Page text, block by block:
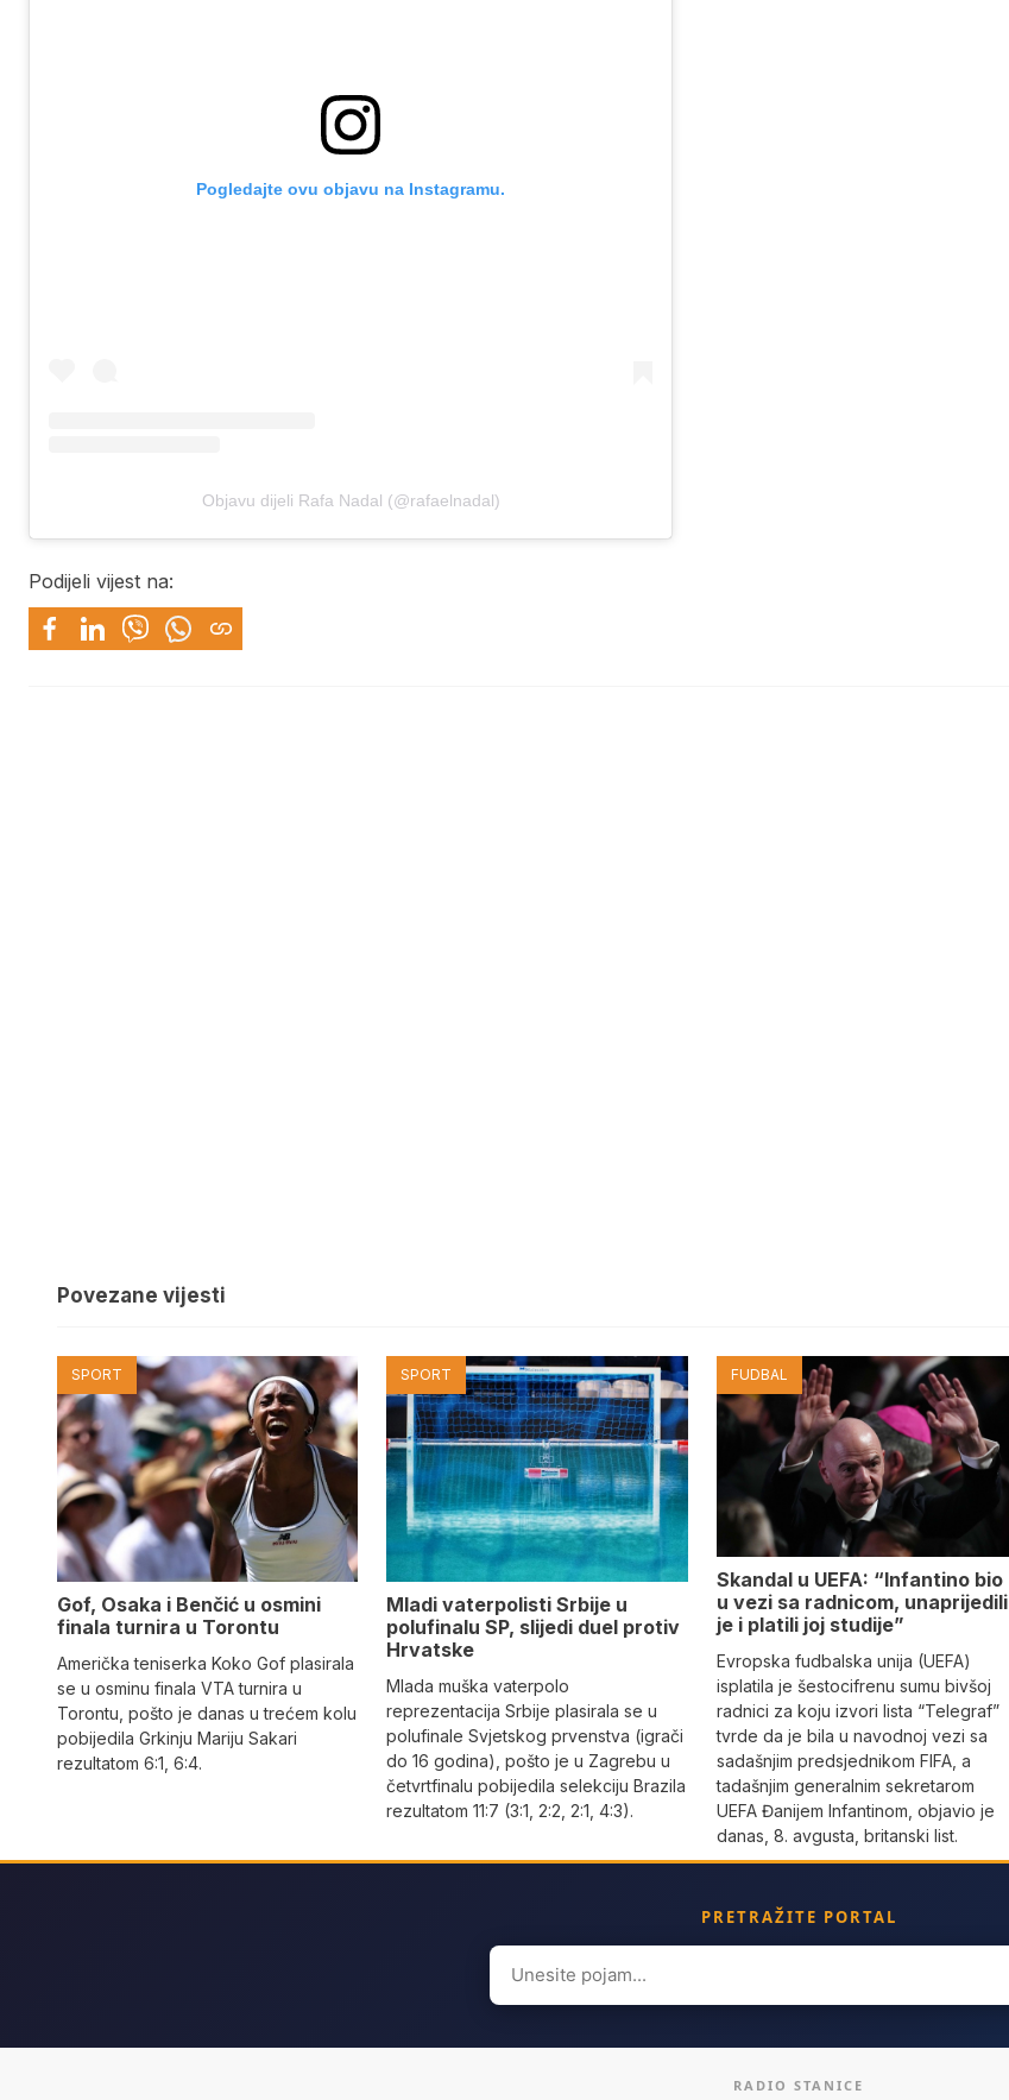
Pogledajte ovu objavu na Instagramu.
Objavu dijeli Rafa Nadal (@rafaelnadal)
Podijeli vijest na:
Povezane vijesti
SPORT
Gof, Osaka i Benčić u osmini
finala turnira u Torontu
Američka teniserka Koko Gof plasirala
se u osminu finala VTA turnira u
Torontu, pošto je danas u trećem kolu
pobijedila Grkinju Mariju Sakari
rezultatom 6:1, 6:4.
SPORT
Mladi vaterpolisti Srbije u
polufinalu SP, slijedi duel protiv
Hrvatske
Mlada muška vaterpolo
reprezentacija Srbije plasirala se u
polufinale Svjetskog prvenstva (igrači
do 16 godina), pošto je u Zagrebu u
četvrtfinalu pobijedila selekciju Brazila
rezultatom 11:7 (3:1, 2:2, 2:1, 4:3).
FUDBAL
Skandal u UEFA: “Infantino bio
u vezi sa radnicom, unaprijedili
je i platili joj studije”
Evropska fudbalska unija (UEFA)
isplatila je šestocifrenu sumu bivšoj
radnici za koju izvori lista “Telegraf”
tvrde da je bila u navodnoj vezi sa
sadašnjim predsjednikom FIFA, a
tadašnjim generalnim sekretarom
UEFA Đanijem Infantinom, objavio je
danas, 8. avgusta, britanski list.
PRETRAŽITE PORTAL
Search
for:
RADIO STANICE